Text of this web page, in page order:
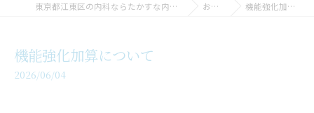
東京都江東区の内科ならたかすな内科・胃腸内科クリニック お知らせ 機能強化加算について
機能強化加算について
2026/06/04